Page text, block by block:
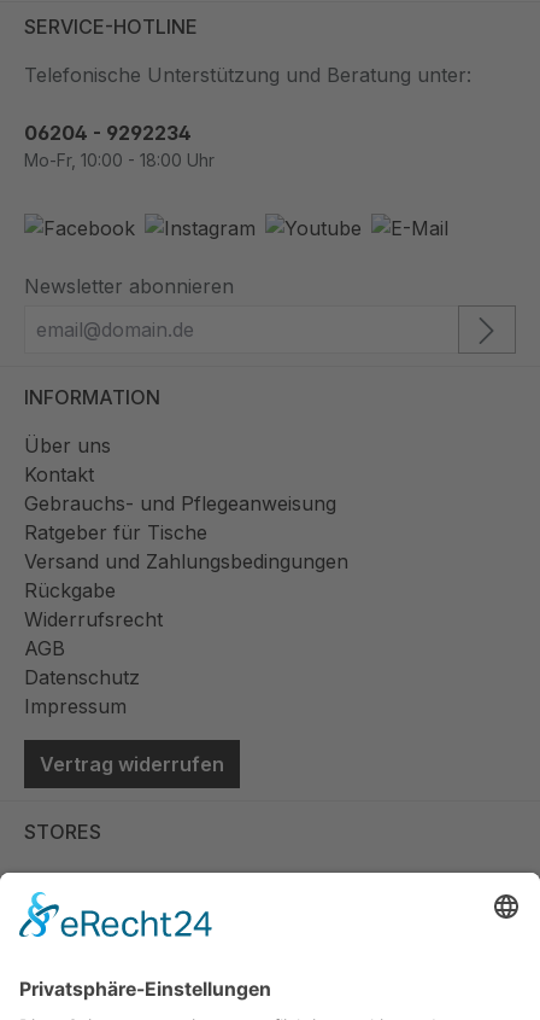
SERVICE-HOTLINE
Telefonische Unterstützung und Beratung unter:
06204 - 9292234
Mo-Fr, 10:00 - 18:00 Uhr
Newsletter abonnieren
INFORMATION
Über uns
Kontakt
Gebrauchs- und Pflegeanweisung
Ratgeber für Tische
Versand und Zahlungsbedingungen
Rückgabe
Widerrufsrecht
AGB
Datenschutz
Impressum
Vertrag widerrufen
STORES
Store Viernheim
Store Berlin
Handelspartner Köln
SICHERE BEZAHLUNG